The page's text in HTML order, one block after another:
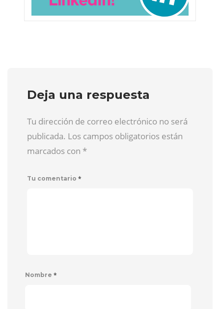
Deja una respuesta
Tu dirección de correo electrónico no será
publicada. Los campos obligatorios están
marcados con *
Tu comentario *
Nombre *